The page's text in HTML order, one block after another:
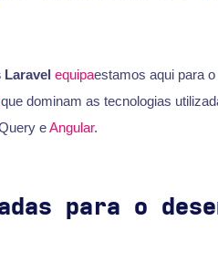
Laravel equipaestamos aqui para
dominam as tecnologias
eAngular.
para o